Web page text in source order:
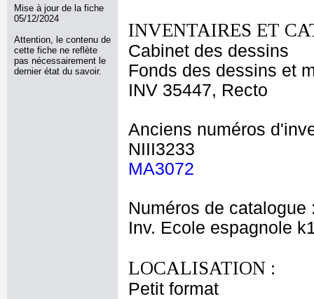
Mise à jour de la fiche
05/12/2024
Attention, le contenu de
cette fiche ne reflète
pas nécessairement le
dernier état du savoir.
INVENTAIRES ET
Cabinet des dessins
Fonds des dessins et
INV 35447, Recto
Anciens numéros
NIII3233
MA3072
Numéros de catalogue
Inv. Ecole espagnole
LOCALISATION :
Petit format